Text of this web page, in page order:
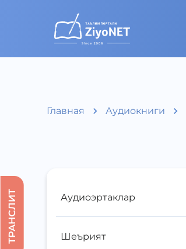
Главная Аудиокниги
Аудиоэртаклар
Шеърият
ТРАНСЛИТ